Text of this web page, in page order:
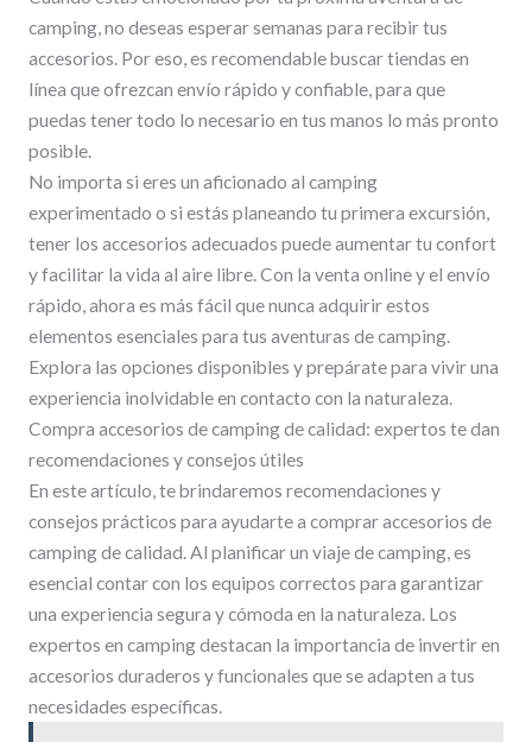
camping, no deseas esperar semanas para recibir tus
accesorios. Por eso, es recomendable buscar tiendas en
línea que ofrezcan envío rápido y confiable, para que
puedas tener todo lo necesario en tus manos lo más pronto
posible.
No importa si eres un aficionado al camping
experimentado o si estás planeando tu primera excursión,
tener los accesorios adecuados puede aumentar tu confort
y facilitar la vida al aire libre. Con la venta online y el envío
rápido, ahora es más fácil que nunca adquirir estos
elementos esenciales para tus aventuras de camping.
Explora las opciones disponibles y prepárate para vivir una
experiencia inolvidable en contacto con la naturaleza.
Compra accesorios de camping de calidad: expertos te dan
recomendaciones y consejos útiles
En este artículo, te brindaremos recomendaciones y
consejos prácticos para ayudarte a comprar accesorios de
camping de calidad. Al planificar un viaje de camping, es
esencial contar con los equipos correctos para garantizar
una experiencia segura y cómoda en la naturaleza. Los
expertos en camping destacan la importancia de invertir en
accesorios duraderos y funcionales que se adapten a tus
necesidades específicas.